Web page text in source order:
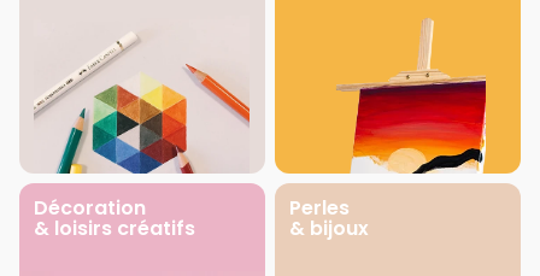
Décoration
& loisirs créatifs
Perles
& bijoux